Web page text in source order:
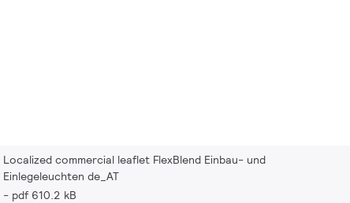
man von
und
für den
um die
Localized commercial leaflet FlexBlend Einbau- und
Einlegeleuchten de_AT
pdf 610.2 kB